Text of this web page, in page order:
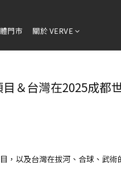
門市 關於 VERVE
＆台灣在2025成都
以及台灣在拔河、合球、武術